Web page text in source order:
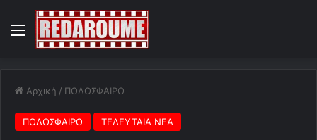
Menu
Αρχική / ΠΟΔΟΣΦΑΙΡΟ
ΠΟΔΟΣΦΑΙΡΟ ΤΕΛΕΥΤΑΙΑ ΝΕΑ